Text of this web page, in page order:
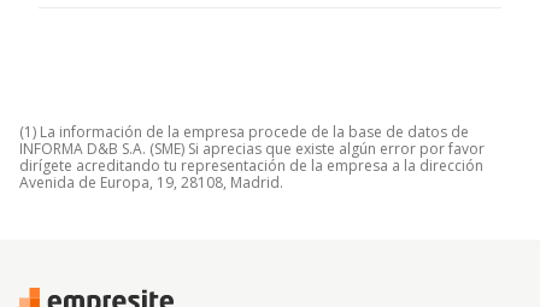
(1) La información de la empresa procede de la base de datos de
INFORMA D&B S.A. (SME) Si aprecias que existe algún error por favor
dirígete acreditando tu representación de la empresa a la dirección
Avenida de Europa, 19, 28108, Madrid.